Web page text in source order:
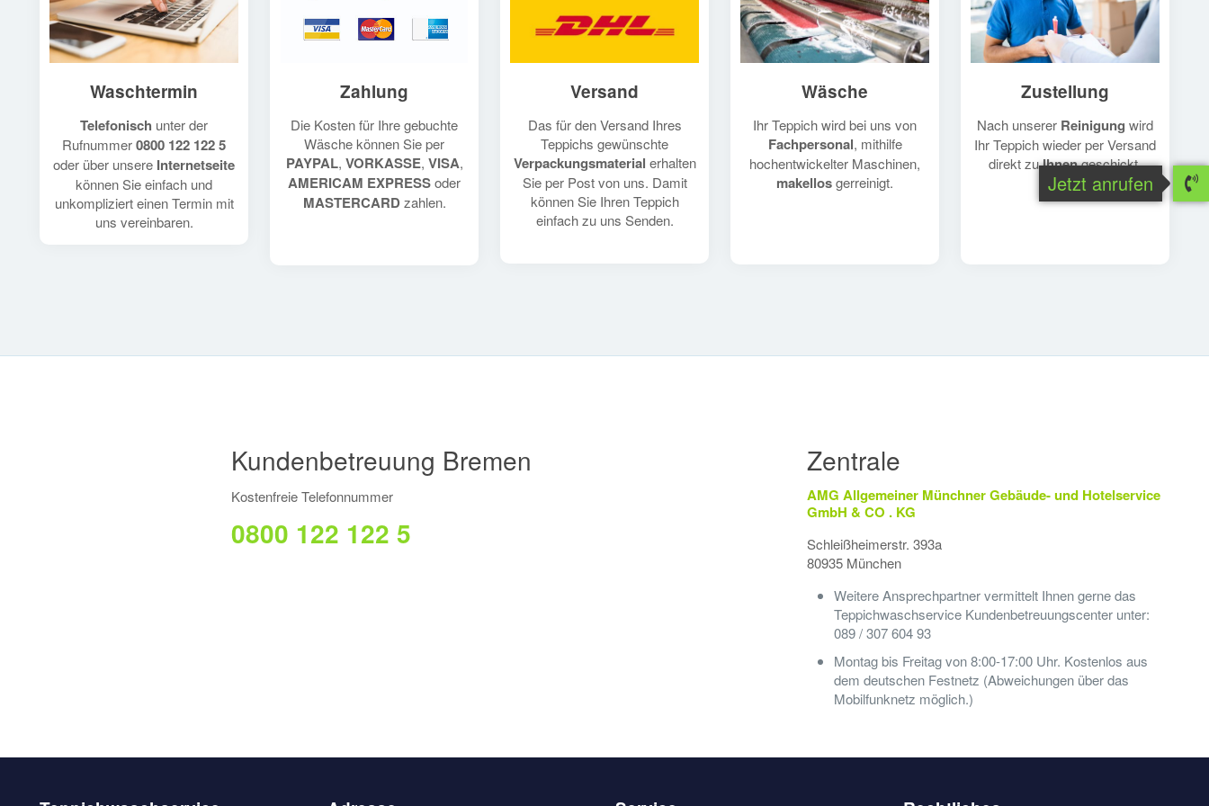
Waschtermin
Telefonisch unter der
Rufnummer0800 122 122 5
oder über unsere Internetseite
können Sie einfach und
unkompliziert einen Termin mit
uns vereinbaren.
Zahlung
Die Kosten für Ihre gebuchte
Wäsche können Sie per
PAYPAL, VORKASSE, VISA,
AMERICAM EXPRESSoder
MASTERCARDzahlen.
Versand
Das für den Versand Ihres
Teppichs gewünschte
Verpackungsmaterial erhalten
Sie per Post von uns. Damit
können Sie Ihren Teppich
einfach zu uns Senden.
Wäsche
Ihr Teppich wird bei uns von
Fachpersonal, mithilfe
hochentwickelter Maschinen,
makellosgerreinigt.
Zustellung
Nach unserer Reinigung wird
Ihr Teppich wieder per Versand
direkt zuIhnengeschickt.
Kundenbetreuung Bremen
Kostenfreie Telefonnummer
0800 122 122 5
Zentrale
AMG Allgemeiner Münchner Gebäude- und Hotelservice
GmbH & CO . KG
Schleißheimerstr. 393a
80935 München
Weitere Ansprechpartner vermittelt Ihnen gerne das
Teppichwaschservice Kundenbetreuungscenter unter:
089 / 307 604 93
Montag bis Freitag von 8:00-17:00 Uhr. Kostenlos aus
dem deutschen Festnetz (Abweichungen über das
Mobilfunknetz möglich.)
Jetzt anrufen